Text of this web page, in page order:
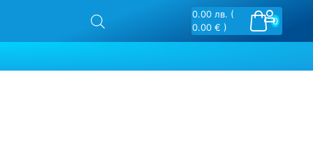
0
0.00 лв. (
0.00 € )